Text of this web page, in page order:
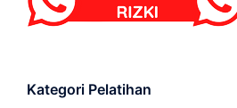
Kategori Pelatihan